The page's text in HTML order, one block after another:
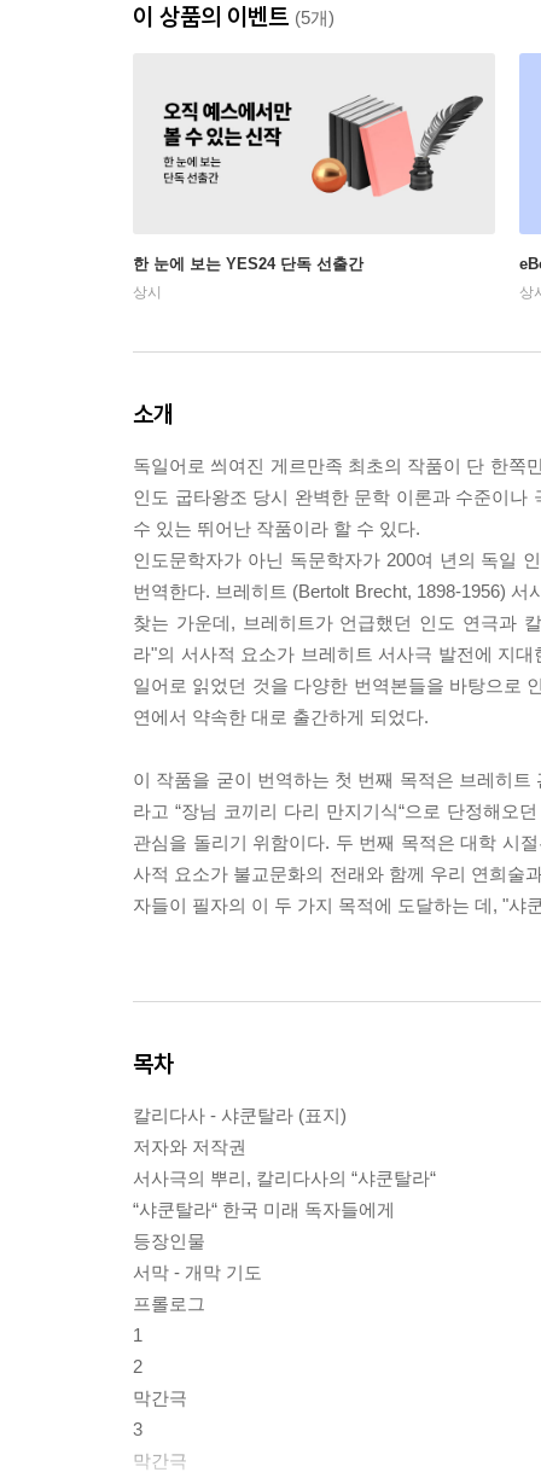
이 상품의 이벤트 (5개)
한 눈에 보는 YES24 단독 선출간
상시 상
소개
독일어로 씌여진 게르만족 최초의 작품이 단 한쪽
인도 굽타왕조 당시 완벽한 문학 이론과 수준이
수 있는 뛰어난 작품이라 할 수 있다.
인도문학자가 아닌 독문학자가 200여 년의 독일
번역한다. 브레히트 (Bertolt Brecht, 1898-1956)
찾는 가운데, 브레히트가 언급했던 인도 연극과
라"의 서사적 요소가 브레히트 서사극 발전에 지
일어로 읽었던 것을 다양한 번역본들을 바탕으로
연에서 약속한 대로 출간하게 되었다.
이 작품을 굳이 번역하는 첫 번째 목적은 브레히
라고 “장님 코끼리 다리 만지기식“으로 단정해오
관심을 돌리기 위함이다. 두 번째 목적은 대학 시
사적 요소가 불교문화의 전래와 함께 우리 연희술
자들이 필자의 이 두 가지 목적에 도달하는 데, "샤
목차
칼리다사 - 샤쿤탈라 (표지)
저자와 저작권
서사극의 뿌리, 칼리다사의 “샤쿤탈라“
“샤쿤탈라“ 한국 미래 독자들에게
등장인물
서막 - 개막 기도
프롤로그
1
2
막간극
3
막간극